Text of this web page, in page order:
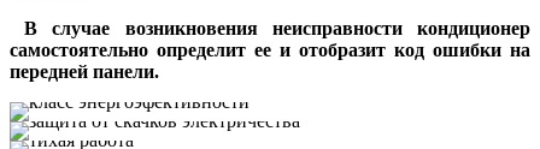
В случае возникновения неисправности кондиционер
самостоятельно определит ее и отобразит код ошибки на
передней панели.